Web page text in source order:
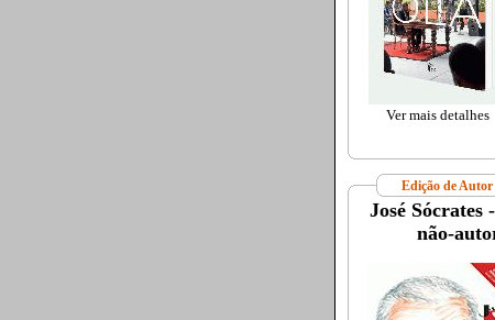
Ver mais detalhes
Edição de Autor
José Sócrates
não-